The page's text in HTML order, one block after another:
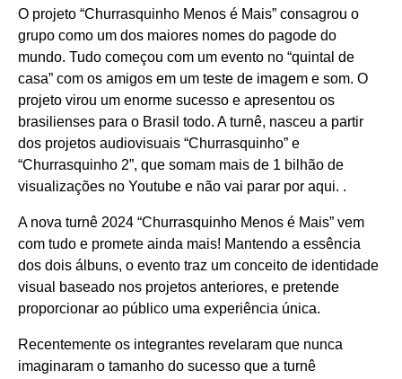
O projeto “Churrasquinho Menos é Mais” consagrou o
grupo como um dos maiores nomes do pagode do
mundo. Tudo começou com um evento no “quintal de
casa” com os amigos em um teste de imagem e som. O
projeto virou um enorme sucesso e apresentou os
brasilienses para o Brasil todo. A turnê, nasceu a partir
dos projetos audiovisuais “Churrasquinho” e
“Churrasquinho 2”, que somam mais de 1 bilhão de
visualizações no Youtube e não vai parar por aqui. .
A nova turnê 2024 “Churrasquinho Menos é Mais” vem
com tudo e promete ainda mais! Mantendo a essência
dos dois álbuns, o evento traz um conceito de identidade
visual baseado nos projetos anteriores, e pretende
proporcionar ao público uma experiência única.
Recentemente os integrantes revelaram que nunca
imaginaram o tamanho do sucesso que a turnê